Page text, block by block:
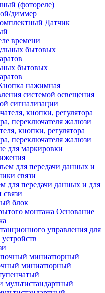
(фотореле)
диммер
Датчик
времени
бытовых
нажимная
системой освещения
сигнализации
кнопки, регулятора
переключателя жалюзи
для маркировки
для передачи данных и для
связи
блок
Основание
управления для
миниатюрный